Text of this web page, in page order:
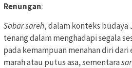
Renungan:
Sabar sareh, dalam konteks budaya
tenang dalam menghadapi segala
pada kemampuan menahan diri
marah atau putus asa, sementara